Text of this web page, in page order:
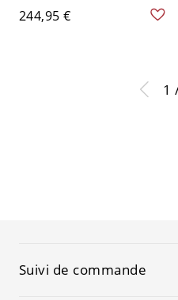
blanche avec abat-jour en
verre pour usage
244,95 €
1
Suivi de commande